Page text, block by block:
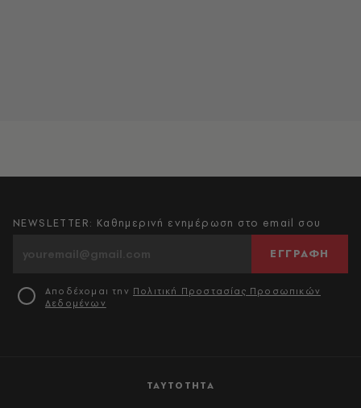
ΤΑΥΤΟΤΗΤΑ
NEWSLETTER: Καθημερινή ενημέρωση στο email σου
ΕΓΓΡΑΦΗ
Αποδέχομαι την Πολιτική Προστασίας Προσωπικών
Δεδομένων